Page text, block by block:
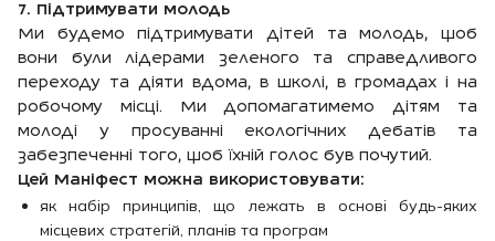
7. Підтримувати молодь
Ми будемо підтримувати дітей та молодь, щоб
вони були лідерами зеленого та справедливого
переходу та діяти вдома, в школі, в громадах і на
робочому місці. Ми допомагатимемо дітям та
молоді у просуванні екологічних дебатів та
забезпеченні того, щоб їхній голос був почутий.
Цей Маніфест можна використовувати:
як набір принципів, що лежать в основі будь-яких
місцевих стратегій, планів та програм